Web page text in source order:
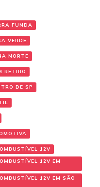
FUNDA
VERDE
NORTE
RETIRO
DE SP
12V
12V EM
12V EM SÃO